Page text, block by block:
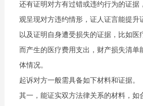
还有证明对方有过错或违约行为的证据
观呈现对方违约情形，证人证言能提升
以及证明自身遭受损失的证据，比如医
而产生的医疗费用支出，财产损失清单
体情况。
起诉对方一般需具备如下材料和证据。
其一，能证实双方法律关系的材料，如